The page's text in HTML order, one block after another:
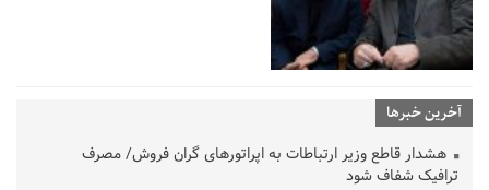
آخرین خبرها
هشدار قاطع وزیر ارتباطات به اپراتورهای گران فروش/ مصرف
ترافیک شفاف شود